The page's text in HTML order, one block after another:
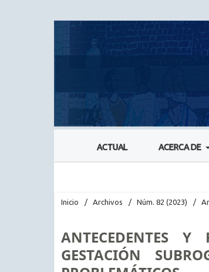
ACTUAL ACERCA DE
Inicio / Archivos / Núm. 82 (2023) /
ANTECEDENTES
GESTACIÓN